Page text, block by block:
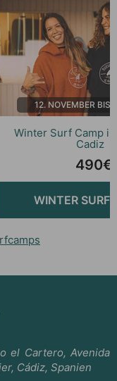
Winter Surf Camp in
Cadiz
490€
12. NOVEMBER BIS
WINTER SURF
el Cartero, Avenida
Cádiz, Spanien